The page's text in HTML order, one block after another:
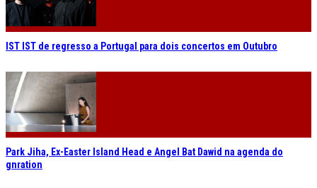
IST IST de regresso a Portugal para dois concertos em Outubro
Park Jiha, Ex-Easter Island Head e Angel Bat Dawid na agenda do
gnration